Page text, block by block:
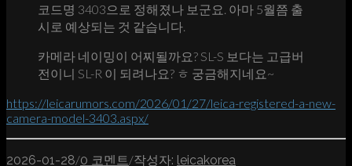
코드명 3403으로 정해졌나 보군요. 아마 5월쯤 출
시로 예상되는 것 같습니다.
카메라 네이밍이 어찌될까요? SL-S 보다는 고급버
전이니 SL-R 이 되려나요? ㅎ 궁금해지네요~
https://leicarumors.com/2026/01/27/leica-registered-a-new-
camera-model-3403.aspx/
2026-01-28/0 코멘트 /작성자: leicakorea